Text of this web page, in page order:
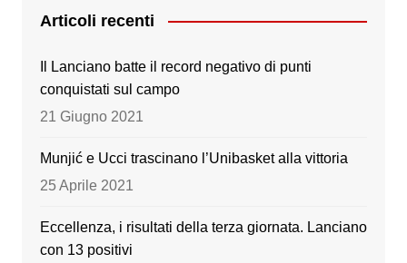
e
b
o
o
er gr
a
m
T
Articoli recenti
Il Lanciano batte il record negativo di punti
conquistati sul campo
21 Giugno 2021
Munjić e Ucci trascinano l’Unibasket alla vittoria
25 Aprile 2021
Eccellenza, i risultati della terza giornata. Lanciano
con 13 positivi